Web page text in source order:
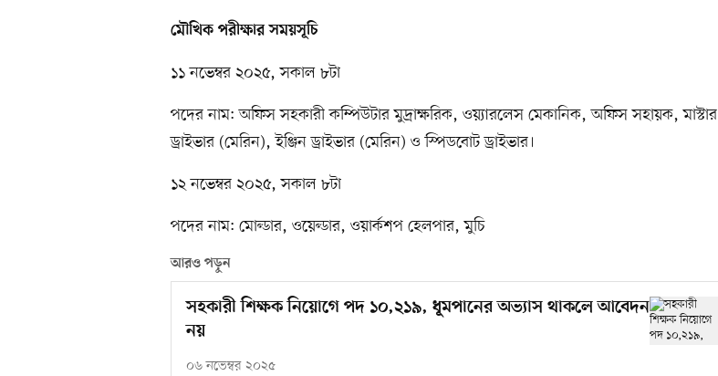
মৌখিক পরীক্ষার সময়সূচি
১১ নভেম্বর ২০২৫, সকাল ৮টা
পদের নাম: অফিস সহকারী কম্পিউটার মুদ্রাক্ষরিক, ওয়‍্যারলেস মেকানিক, অফিস সহায়ক, মাস্টার
ড্রাইভার (মেরিন), ইঞ্জিন ড্রাইভার (মেরিন) ও স্পিডবোট ড্রাইভার।
১২ নভেম্বর ২০২৫, সকাল ৮টা
পদের নাম: মোল্ডার, ওয়েল্ডার, ওয়ার্কশপ হেলপার, মুচি
আরও পড়ুন
সহকারী শিক্ষক নিয়োগে পদ ১০,২১৯, ধূমপানের অভ্যাস থাকলে আবেদন
নয়
০৬ নভেম্বর ২০২৫